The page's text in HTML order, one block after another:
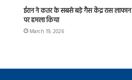
ईरान ने कतर के सबसे बड़े गैस केंद्र रास लाफान
पर हमला किया
March 19, 2026